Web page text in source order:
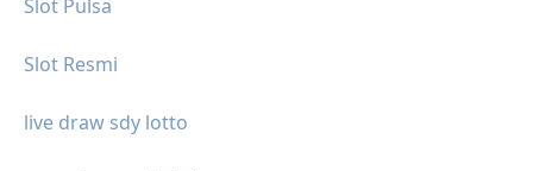
Slot Pulsa
Slot Resmi
live draw sdy lotto